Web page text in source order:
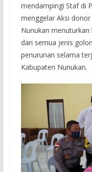
mendampingi Staf di
menggelar Aksi
Nunukan
dari semua jenis
penurunan selama
Kabupaten Nunukan.